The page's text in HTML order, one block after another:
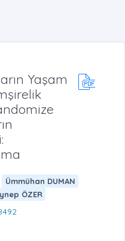
Yaşam
Ümmühan DUMAN
ÖZER